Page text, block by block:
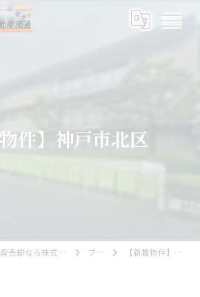
物件】神戸市北区
兵庫県神戸市の不動産売却なら株式会社Wing不動産流通 ブログ 【新着物件】神戸市北区